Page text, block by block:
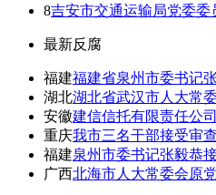
8吉安市交通运输局党委
最新反腐
福建福建省泉州市委书记
湖北湖北省武汉市人大常
安徽建信信托有限责任公
重庆我市三名干部接受审
福建泉州市委书记张毅恭
广西北海市人大常委会原